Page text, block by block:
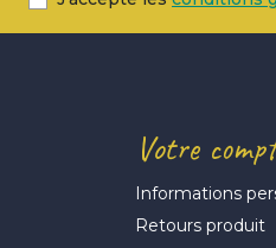
Votre
Informations
Retours produit